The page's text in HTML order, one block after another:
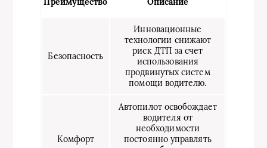
Безопасность
Инновационные
технологии снижают
риск ДТП за счет
использования
продвинутых систем
помощи водителю.
Комфорт
Автопилот освобождает
водителя от
необходимости
постоянно управлять